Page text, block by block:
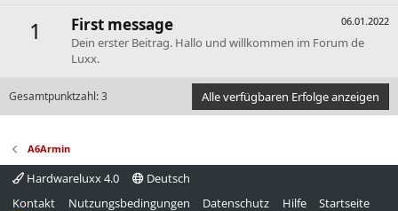
1 06.01.2022
First message
Dein erster Beitrag. Hallo und willkommen im Forum de
Luxx.
Gesamtpunktzahl: 3 Alle verfügbaren Erfolge anzeigen
A6Armin
Hardwareluxx 4.0
Deutsch
Kontakt
Nutzungsbedingungen Datenschutz Hilfe Startseite